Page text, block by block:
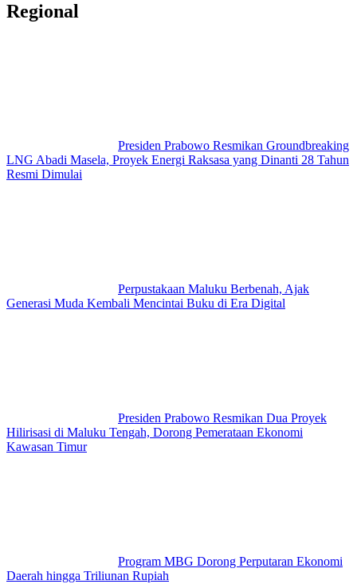
Regional
Presiden Prabowo Resmikan Groundbreaking
LNG Abadi Masela, Proyek Energi Raksasa yang Dinanti 28 Tahun
Resmi Dimulai
Perpustakaan Maluku Berbenah, Ajak
Generasi Muda Kembali Mencintai Buku di Era Digital
Presiden Prabowo Resmikan Dua Proyek
Hilirisasi di Maluku Tengah, Dorong Pemerataan Ekonomi
Kawasan Timur
Program MBG Dorong Perputaran Ekonomi
Daerah hingga Triliunan Rupiah